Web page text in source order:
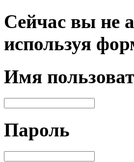
Сейчас вы не
используя
Имя
Пароль